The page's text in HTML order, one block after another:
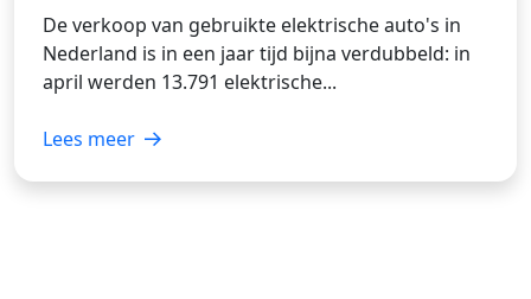
De verkoop van gebruikte elektrische auto's in
Nederland is in een jaar tijd bijna verdubbeld: in
april werden 13.791 elektrische...
Lees meer